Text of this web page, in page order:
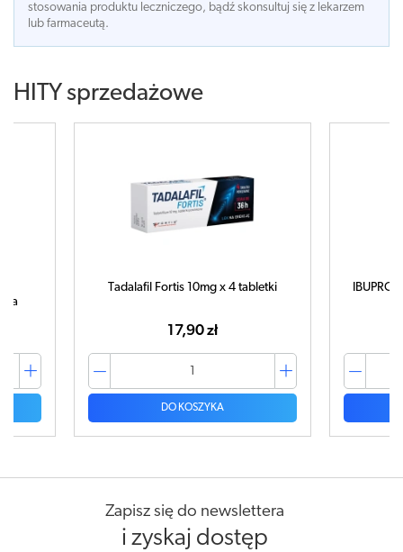
stosowania produktu leczniczego, bądź skonsultuj się z lekarzem
lub farmaceutą.
HITY sprzedażowe
Tadalafil Fortis 10mg x 4 tabletki
17,90 zł
DO KOSZYKA
Zapisz się do newslettera
i zyskaj dostęp